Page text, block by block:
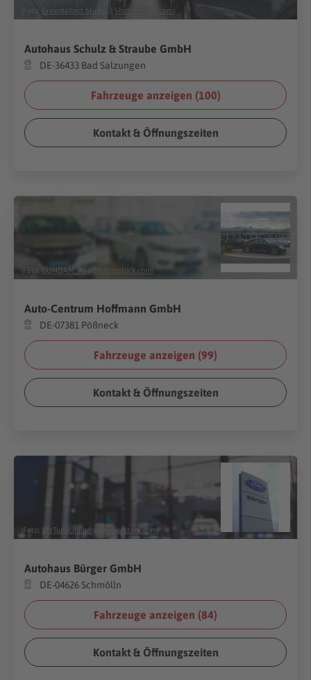
(Foto: Greentellect Studio / Shutterstock.com)
Autohaus Schulz & Straube GmbH
DE-36433 Bad Salzungen
Fahrzeuge anzeigen (100)
Kontakt & Öffnungszeiten
(Foto: GUNDAM_Ai / Shutterstock.com)
Auto-Centrum Hoffmann GmbH
DE-07381 Pößneck
Fahrzeuge anzeigen (99)
Kontakt & Öffnungszeiten
(Foto: BigTunaOnline / Shutterstock.com)
Autohaus Bürger GmbH
DE-04626 Schmölln
Fahrzeuge anzeigen (84)
Kontakt & Öffnungszeiten